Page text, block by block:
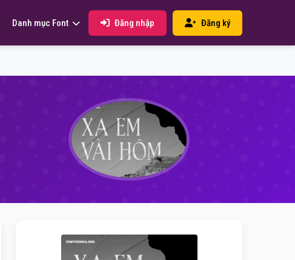
Danh mục Font Đăng nhập Đăng ký